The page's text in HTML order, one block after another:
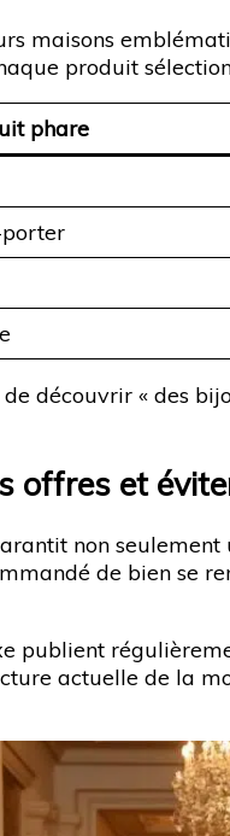
maisons
produit
phare
découvrir « des
offres et
non seulement
de bien se
publient
actuelle de la